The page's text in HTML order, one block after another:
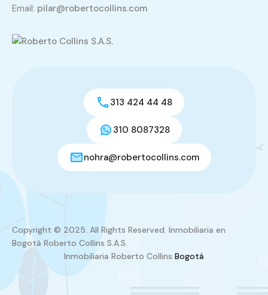
Email: pilar@robertocollins.com
313 424 44 48
310 8087328
nohra@robertocollins.com
Copyright © 2025. All Rights Reserved. Inmobiliaria en
Bogotá Roberto Collins S.A.S.
Inmobiliaria Roberto Collins Bogotá